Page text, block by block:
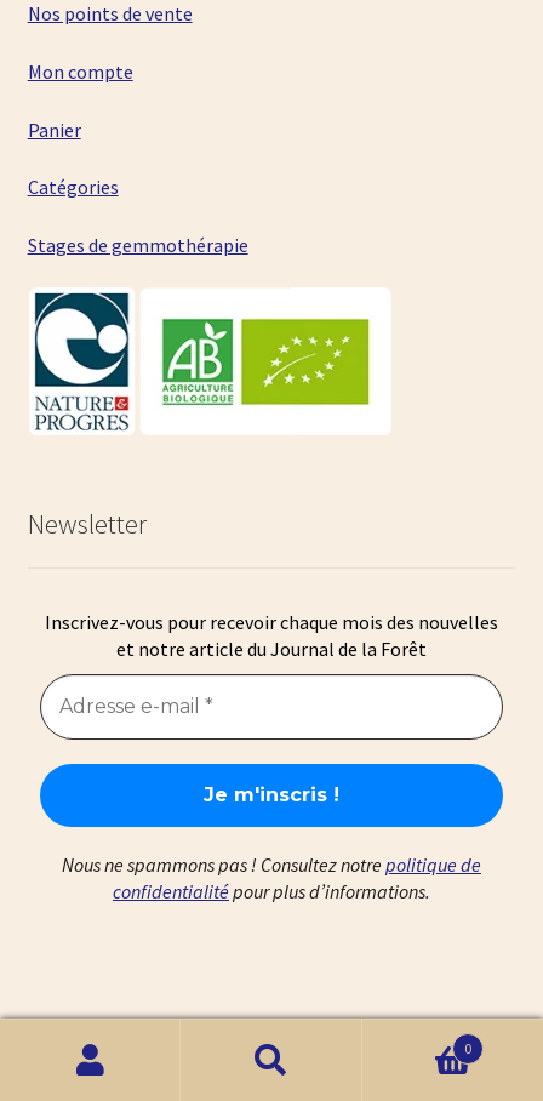
Nos points de vente
Mon compte
Panier
Catégories
Stages de gemmothérapie
Newsletter
Inscrivez-vous pour recevoir chaque mois des nouvelles
et notre article du Journal de la Forêt
Nous ne spammons pas ! Consultez notrepolitique de
confidentialitépour plus d’informations.
Recherche
Recherche
0